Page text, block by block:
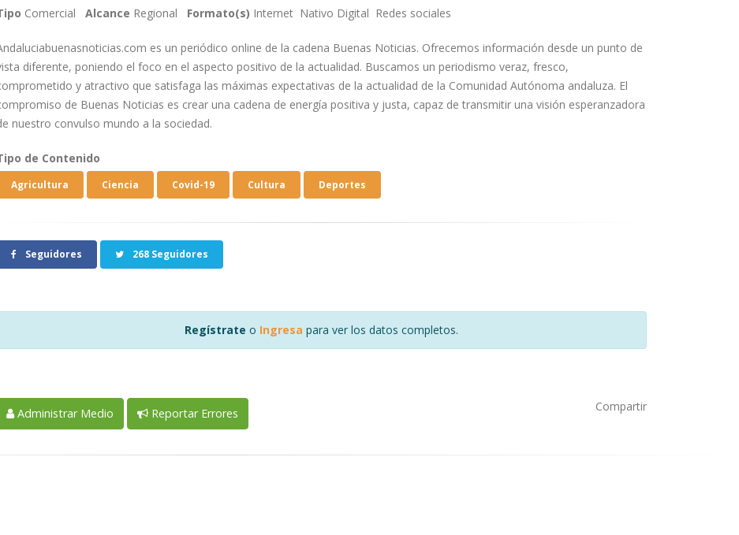
Comercial Alcance Regional Formato(s) Internet Nativo Digital Redes sociales
es un periódico online de la cadena Buenas Noticias. Ofrecemos información desde un punto de
diferente, poniendo el foco en el aspecto positivo de la actualidad. Buscamos un periodismo veraz, fresco,
y atractivo que satisfaga las máximas expectativas de la actualidad de la Comunidad Autónoma andaluza. El
de Buenas Noticias es crear una cadena de energía positiva y justa, capaz de transmitir una visión esperanzadora
nuestro convulso mundo a la sociedad.
de Contenido
Agricultura Ciencia Covid-19 Cultura Deportes
Seguidores 268 Seguidores
Regístrate o Ingresa para ver los datos completos.
Administrar Medio Reportar Errores
Compartir